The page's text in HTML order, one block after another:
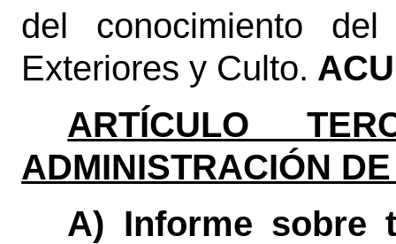
del conocimiento
Exteriores y Culto.
ARTÍCULO
ADMINISTRACIÓN
A) Informe sobre